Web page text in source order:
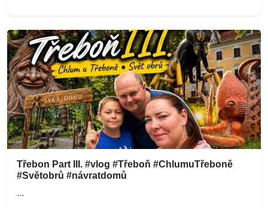
Třebon Part III. #vlog #Třeboň #ChlumuTřeboně
#Světobrů #návratdomů
...